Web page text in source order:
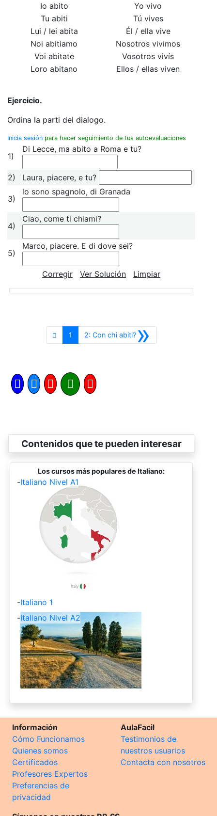
Io abito
Yo vivo
Tu abiti
Tú vives
Lui / lei abita
Él / ella vive
Noi abitiamo
Nosotros vivimos
Voi abitate
Vosotros vivís
Loro abitano
Ellos / ellas viven
Ejercicio.
Ordina la parti del dialogo.
Inicia sesión para hacer seguimiento de tus autoevaluaciones
1)
Di Lecce, ma abito a Roma e tu?
2) Laura, piacere, e tu?
3)
lo sono spagnolo, di Granada
4)
Ciao, come ti chiami?
5)
Marco, piacere. E di dove sei?
Corregir Ver Solución Limpiar
1 »
2: Con chi abiti?Siguiente
Contenidos que te pueden interesar
Los cursos más populares de Italiano:
-Italiano Nivel A1
-Italiano 1
-Italiano Nivel A2
Información
Cómo Funcionamos
Quienes somos
Certificados
Profesores Expertos
Preferencias de
privacidad
AulaFacil
Testimonios de
nuestros usuarios
Contacta con nosotros